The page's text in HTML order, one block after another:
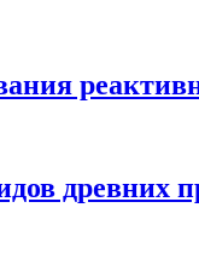
древних